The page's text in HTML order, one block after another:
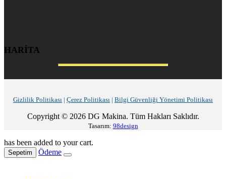
HARİTA
Gizlilik Politikası | Çerez Politikası | Bilgi Güvenliği Yönetimi Politikası
Copyright © 2026 DG Makina. Tüm Hakları Saklıdır.
Tasarım: 98design
has been added to your cart.
Sepetim Ödeme